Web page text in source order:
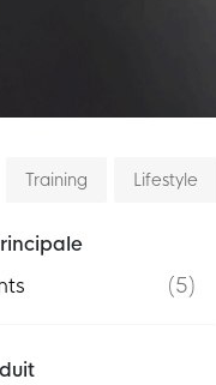
Training Lifestyle
5